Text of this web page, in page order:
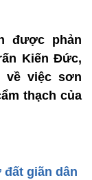
được phản
Kiến Đức,
về việc sơn
thạch của
giãn dân